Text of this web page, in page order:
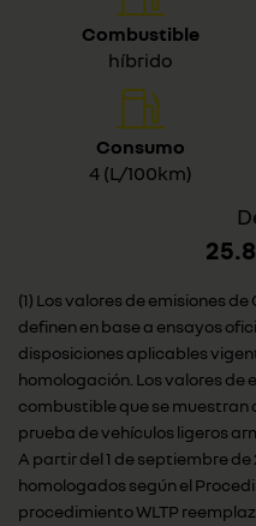
Combustible
híbrido
Consumo
4 (L/100km)
(1) Los valores de emisiones
definen en base a ensayos
disposiciones aplicables
homologación. Los valores de
combustible que se muestran
prueba de vehículos ligeros
A partir del 1 de septiembre
homologados según el
procedimiento WLTP